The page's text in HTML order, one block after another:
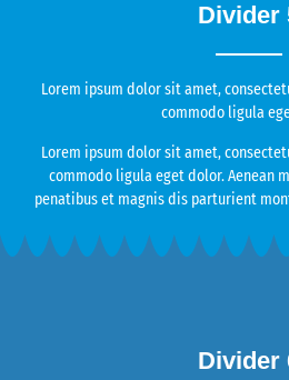
Divider
Lorem ipsum dolor sit amet,
commodo ligula
Lorem ipsum dolor sit amet,
commodo ligula eget dolor. Aenean
penatibus et magnis dis parturient
Divider